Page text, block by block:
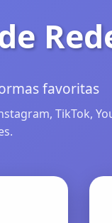
favoritas
TikTok,